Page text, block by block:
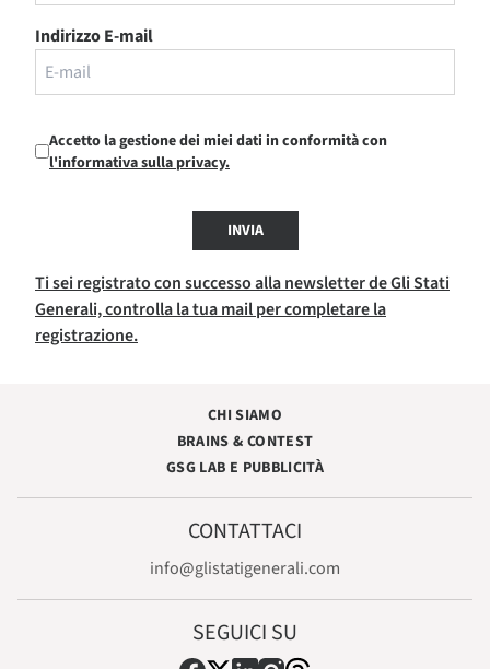
Indirizzo E-mail
Accetto la gestione dei miei dati in conformità con
l'informativa sulla privacy.
INVIA
Ti sei registrato con successo alla newsletter de Gli Stati
Generali, controlla la tua mail per completare la
registrazione.
CHI SIAMO
BRAINS & CONTEST
GSG LAB E PUBBLICITÀ
CONTATTACI
info@glistatigenerali.com
SEGUICI SU